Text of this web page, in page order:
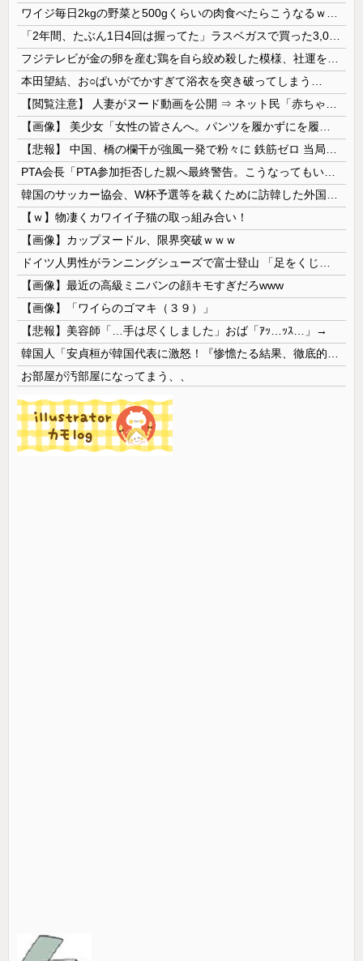
本田望結、お○ぱいがでかすぎて浴衣を突き破ってしまう…
【ｗ】物凄くカワイイ子猫の取っ組み合い！
【画像】カップヌードル、限界突破ｗｗｗ
【画像】最近の高級ミニバンの顔キモすぎだろwww
【画像】「ワイらのゴマキ（３９）」
【悲報】美容師「…手は尽くしました」おば「ｱｯ…ｯｽ…」→
お部屋が汚部屋になってまう、、